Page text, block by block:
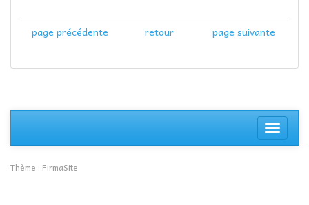
page précédente retour page suivante
la
Thème : FirmaSite